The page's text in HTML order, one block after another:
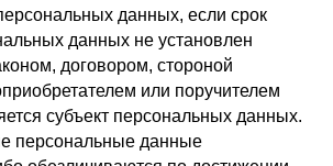
данных, если срок
данных не установлен
договором, стороной
или поручителем
субъект персональных данных.
персональные данные